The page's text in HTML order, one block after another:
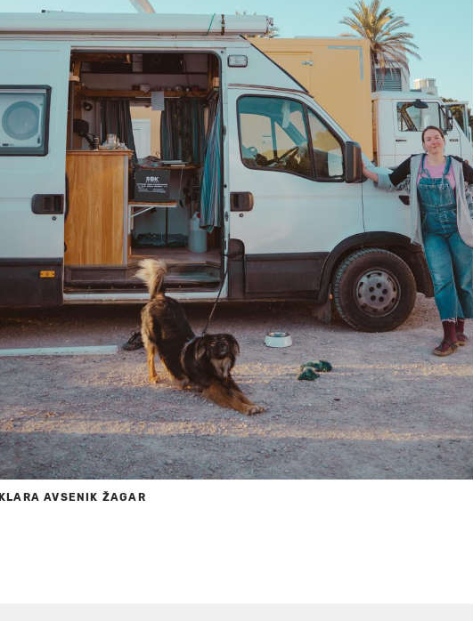
KLARA AVSENIK ŽAGAR